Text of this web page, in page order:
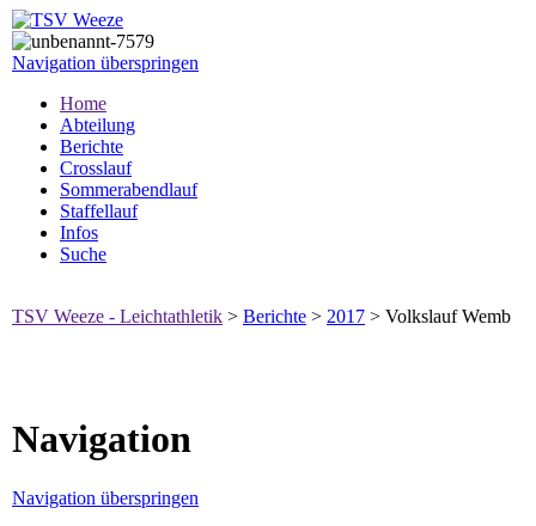
Navigation überspringen
Home
Abteilung
Berichte
Crosslauf
Sommerabendlauf
Staffellauf
Infos
Suche
TSV Weeze - Leichtathletik > Berichte > 2017 > Volkslauf Wemb
Navigation
Navigation überspringen